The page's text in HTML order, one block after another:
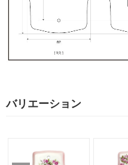
バリエーション